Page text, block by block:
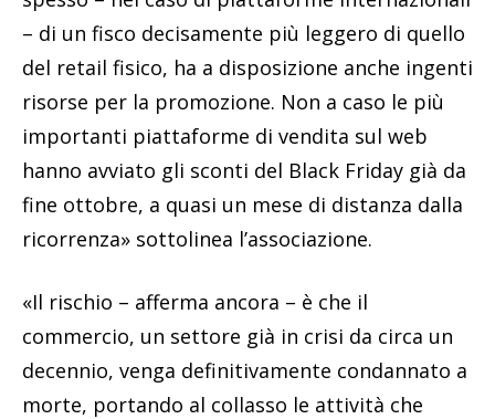
– di un fisco decisamente più leggero di quello
del retail fisico, ha a disposizione anche ingenti
risorse per la promozione. Non a caso le più
importanti piattaforme di vendita sul web
hanno avviato gli sconti del Black Friday già da
fine ottobre, a quasi un mese di distanza dalla
ricorrenza» sottolinea l’associazione.
«Il rischio – afferma ancora – è che il
commercio, un settore già in crisi da circa un
decennio, venga definitivamente condannato a
morte, portando al collasso le attività che